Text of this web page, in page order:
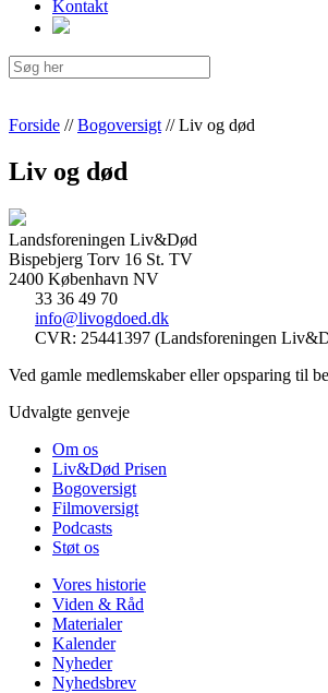
Kontakt
Forside //Bogoversigt //Liv og død
Liv og død
Landsforeningen Liv&Død
Bispebjerg Torv 16 St. TV
2400 København NV
33 36 49 70
info@livogdoed.dk
CVR: 25441397 (Landsforeningen
Ved gamle medlemskaber eller opsparing til
Udvalgte genveje
Om os
Liv&Død Prisen
Bogoversigt
Filmoversigt
Podcasts
Støt os
Vores historie
Viden & Råd
Materialer
Kalender
Nyheder
Nyhedsbrev